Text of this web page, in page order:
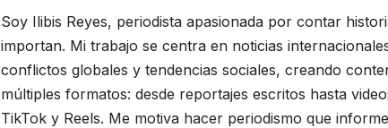
Soy Ilibis Reyes, periodista apasionada por contar
importan. Mi trabajo se centra en noticias
conflictos globales y tendencias sociales, creando
múltiples formatos: desde reportajes escritos hasta
TikTok y Reels. Me motiva hacer periodismo que